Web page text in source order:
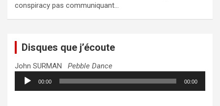
conspiracy pas communiquant…
Disques que j’écoute
John SURMAN Pebble Dance
Lecteur
audio
00:00 00:00